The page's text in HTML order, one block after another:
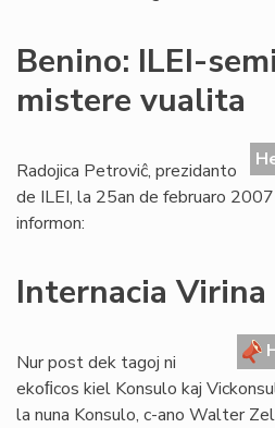
Benino: ILEI-
mistere vualita
Radojica Petroviĉ, prezidanto
de ILEI, la 25an de februaro
informon:
Internacia
Nur post dek tagoj ni
ekoﬁcos kiel Konsulo kaj
la nuna Konsulo, c-ano Walter